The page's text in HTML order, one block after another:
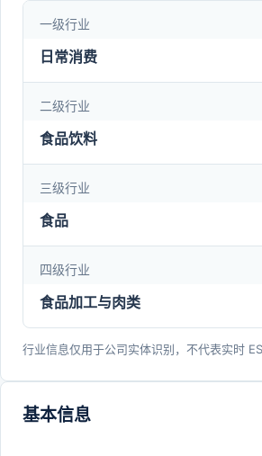
一级行业
日常消费
二级行业
食品饮料
三级行业
食品
四级行业
食品加工与肉类
行业信息仅用于公司实体识别，不代表实时
基本信息